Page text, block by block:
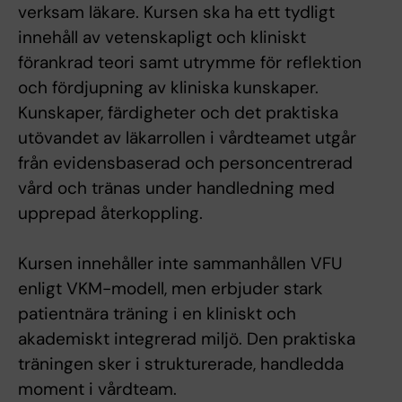
verksam läkare. Kursen ska ha ett tydligt
innehåll av vetenskapligt och kliniskt
förankrad teori samt utrymme för reflektion
och fördjupning av kliniska kunskaper.
Kunskaper, färdigheter och det praktiska
utövandet av läkarrollen i vårdteamet utgår
från evidensbaserad och personcentrerad
vård och tränas under handledning med
upprepad återkoppling.
Kursen innehåller inte sammanhållen VFU
enligt VKM-modell, men erbjuder stark
patientnära träning i en kliniskt och
akademiskt integrerad miljö. Den praktiska
träningen sker i strukturerade, handledda
moment i vårdteam.